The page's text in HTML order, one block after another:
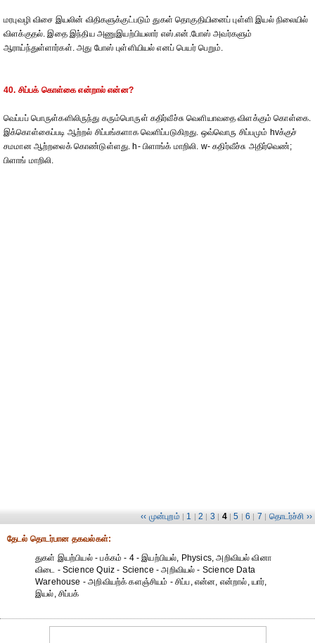
மரபுவழி விசை இயலின் விதிகளுக்குட்படும் துகள் தொகுதியினைப் புள்ளி இயல் நிலையில்
விளக்குதல். இதை இந்திய அணுஇயற்பியலார் எஸ்.என்.போஸ் அவர்களும்
ஆராய்ந்துள்ளார்கள். அது போஸ் புள்ளியியல் எனப் பெயர் பெறும்.
40. சிப்பக் கொள்கை என்றால் என்ன?
வெப்பப் பொருள்களிலிருந்து கரும்பொருள் கதிர்வீச்சு வெளியாவதை விளக்கும் கொள்கை.
இக்கொள்கைப்படி ஆற்றல் சிப்பங்களாக வெளிப்படுகிறது. ஒவ்வொரு சிப்பமும் hvக்குச்
சமமான ஆற்றலைக் கொண்டுள்ளது. h- பிளாங்க் மாறிலி. w- கதிர்வீச்சு அதிர்வெண்;
பிளாங் மாறிலி.
‹‹ முன்புறம் | 1 | 2 | 3 | 4 | 5 | 6 | 7 | தொடர்ச்சி ››
தேட‌ல் தொட‌ர்பான தகவ‌ல்க‌ள்:
துகள் இயற்பியல் - பக்கம் - 4 - இயற்பியல், Physics, அறிவியல் வினா
விடை - Science Quiz - Science - அறிவியல் - Science Data
Warehouse - அறிவியற்க் களஞ்சியம் - சிப்ப, என்ன, என்றால், யார்,
இயல், சிப்பக்